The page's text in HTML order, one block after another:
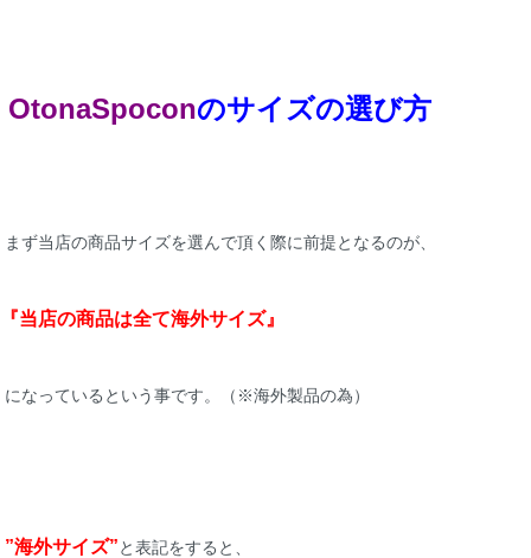
OtonaSpoconのサイズの選び方
まず当店の商品サイズを選んで頂く際に前提となるのが、
『当店の商品は全て海外サイズ』
になっているという事です。（※海外製品の為）
”海外サイズ”と表記をすると、